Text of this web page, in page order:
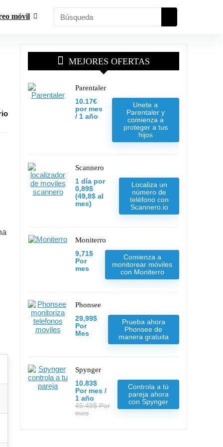
móvil
MEJORES OFERTAS
Parentaler
10.17€
por mes
/ 1 año
Unete a
Parentaler y
comienza a
proteger a tus
hijos
Scannero
1 día por
0,89$
(49,8$ al
mes)
Localiza un
número de
teléfono con
Scannero.io
Moniterro
9,71$
Por
mes
Comienza a
monitorear móviles
con Moniterro
Phonsee
29,99$
Por
Mes
Prueba ahora
Phonsee de
manera gratuita
Spynger
10.83$
Por mes /
1 año
45.49$ Por
mes
Controla a tú
pareja ahora
con Spynger